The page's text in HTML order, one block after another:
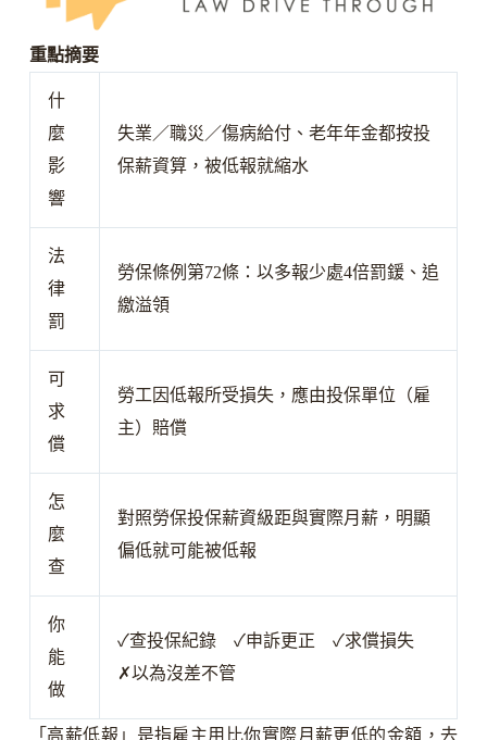
重點摘要
什
麼
影
響
失業／職災／傷病給付、老年年金都按投
保薪資算，被低報就縮水
法
律
罰
勞保條例第72條：以多報少處4倍罰鍰、追
繳溢領
可
求
償
勞工因低報所受損失，應由投保單位（雇
主）賠償
怎
麼
查
對照勞保投保薪資級距與實際月薪，明顯
偏低就可能被低報
你
能
做
✓查投保紀錄 ✓申訴更正 ✓求償損失
✗以為沒差不管
「高薪低報」是指雇主用比你實際月薪更低的金額，去